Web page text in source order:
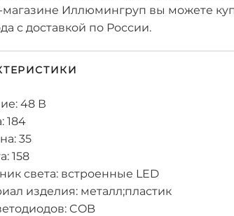
магазине Иллюмингруп вы можете
с доставкой по России.
48 В
184
35
158
света: встроенные LED
изделия: металл;пластик
COB